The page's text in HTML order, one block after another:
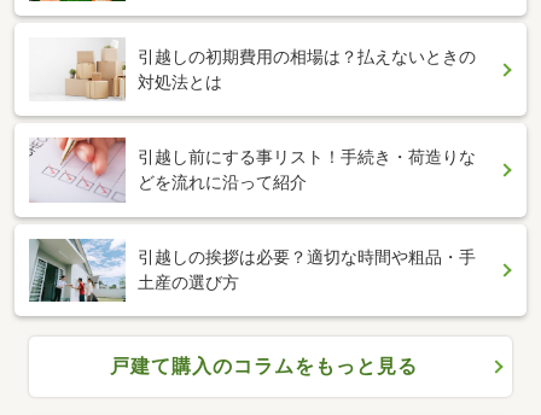
引越しの初期費用の相場は？払えないときの
対処法とは
引越し前にする事リスト！手続き・荷造りな
どを流れに沿って紹介
引越しの挨拶は必要？適切な時間や粗品・手
土産の選び方
戸建て購入のコラムをもっと見る